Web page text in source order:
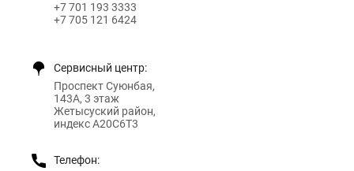
+7 701 193 3333
+7 705 121 6424
Сервисный центр:
Проспект Суюнбая,
143А, 3 этаж
Жетысуский район,
индекс A20C6T3
Телефон: